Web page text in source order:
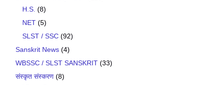
H.S. (8)
NET (5)
SLST / SSC (92)
Sanskrit News (4)
WBSSC / SLST SANSKRIT (33)
संस्कृत संस्करण (8)